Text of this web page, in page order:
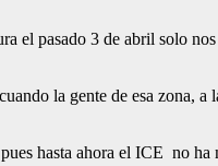
el pasado 3 de abril solo
la gente de esa zona, a
hasta ahora el ICE no ha